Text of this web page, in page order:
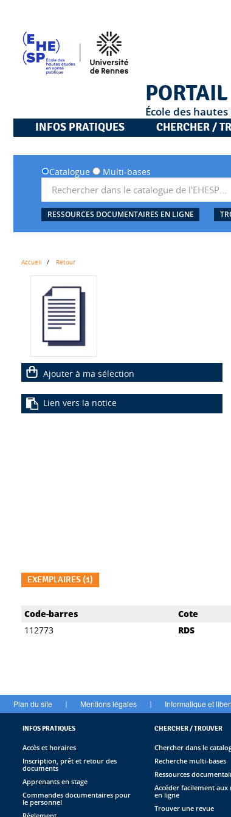
École des
INFOS PRATIQUES
CHERCHER /
Catalogue Multi-bases
RESSOURCES DOCUMENTAIRES EN LIGNE
Accueil Retour
Ajouter à ma sélection
Lien vers la notice
EXEMPLAIRES (1)
Liste des exemplaires
Code-barres Cote
112773
RDS
Plan du site | Mentions légales | Informatique et
INFOS PRATIQUES
Accès et horaires
Inscription, prêt et retour des
documents
Apprenants en stage
Commandes documentaires pour
le personnel
CHERCHER / TROUVER
Chercher dans le
Recherche multi-bases
Ressources
Accéder facilement aux
en ligne
Trouver une revue